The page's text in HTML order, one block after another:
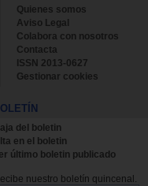
Quienes somos
Aviso Legal
Colabora con nosotros
Contacta
ISSN 2013-0627
Gestionar cookies
del boletin
en el boletin
último boletin publicado
nuestro boletín quincenal.